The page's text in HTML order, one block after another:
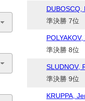
DUBOSCQ,
準決勝 7位
POLYAKOV,
準決勝 8位
SLUDNOV,
準決勝 9位
KRUPPA,